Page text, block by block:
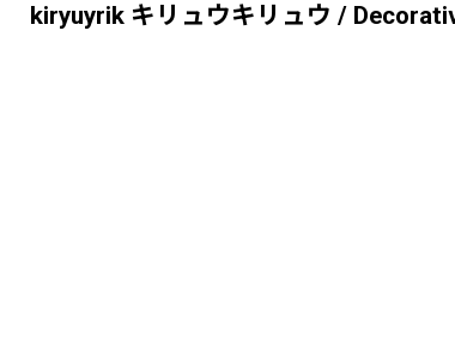
kiryuyrik キリュウキリュウ /